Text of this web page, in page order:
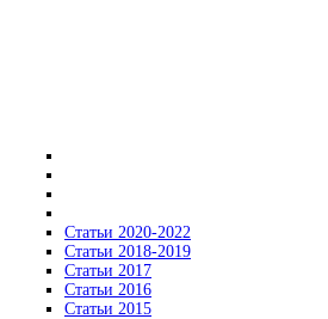
Статьи 2020-2022
Статьи 2018-2019
Статьи 2017
Статьи 2016
Статьи 2015